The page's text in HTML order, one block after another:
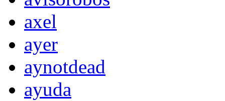
axel
ayer
aynotdead
ayuda